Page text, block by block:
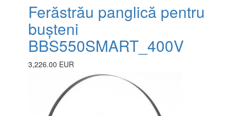
Ferăstrău panglică pentru
bușteni
BBS550SMART_400V
3,226.00 EUR